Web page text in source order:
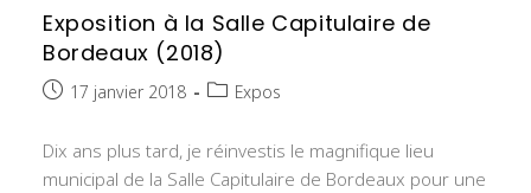
Exposition à la Salle Capitulaire de
Bordeaux (2018)
Publication
17 janvier 2018
PostExpos
Dix ans plus tard, je réinvestis le magnifique lieu
municipal de la Salle Capitulaire de Bordeaux pour une